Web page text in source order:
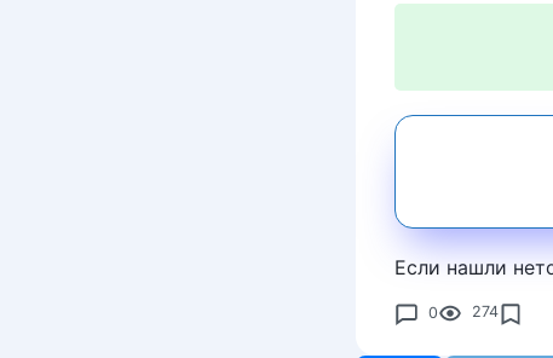
Если нашли
0 274